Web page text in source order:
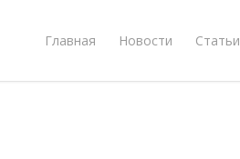
Главная Новости Статьи